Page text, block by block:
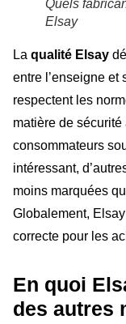
Quels
Elsay
La qualité Elsay
entre l’enseigne et
respectent les
matière de
consommateurs
intéressant,
moins marquées
Globalement,
correcte pour les
En quoi
des autres